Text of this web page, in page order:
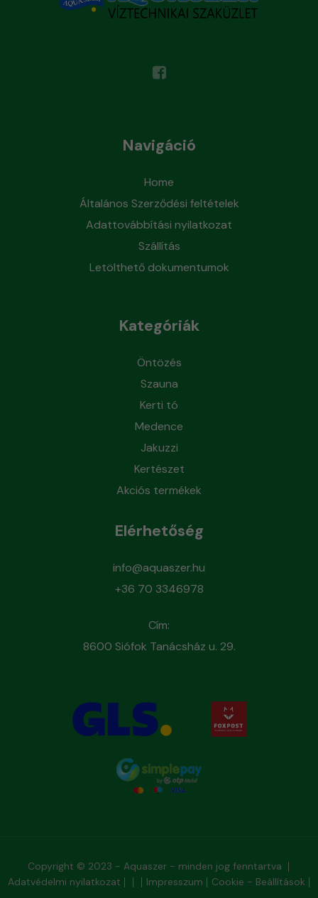
Navigáció
Home
Általános Szerződési feltételek
Adattovábbítási nyilatkozat
Szállítás
Letölthető dokumentumok
Kategóriák
Öntözés
Szauna
Kerti tó
Medence
Jakuzzi
Kertészet
Akciós termékek
Elérhetőség
info@aquaszer.hu
+36 70 3346978
Cím:
8600 Siófok Tanácsház u. 29.
Copyright © 2023 - Aquaszer - minden jog fenntartva
Adatvédelmi nyilatkozat
Impresszum Cookie - Beállítások